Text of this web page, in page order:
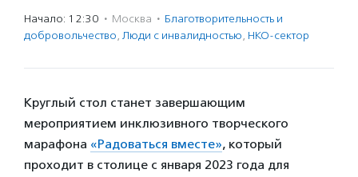
Начало: 12:30 · Москва · Благотвори­тель­ность и
доброволь­чест­во, Люди с инвалидностью, НКО-сектор
Круглый стол станет завершающим
мероприятием инклюзивного творческого
марафона «Радоваться вместе», который
проходит в столице с января 2023 года для